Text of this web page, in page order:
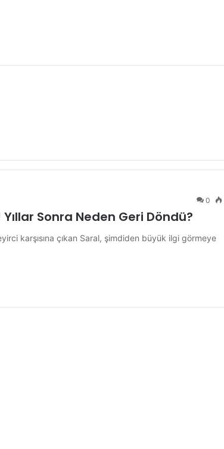
0
Sonra Neden Geri Döndü?
karşısına çıkan Saral, şimdiden büyük ilgi görmeye